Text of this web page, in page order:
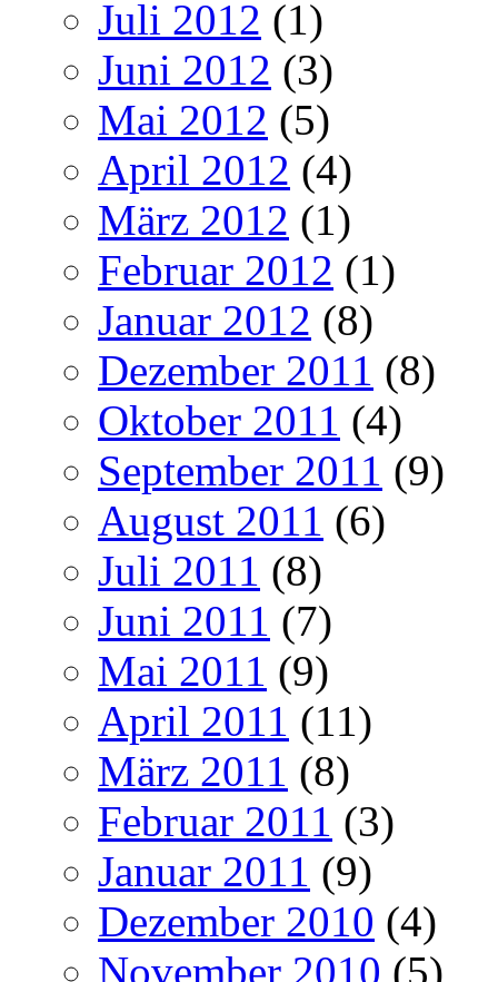
Juli 2012 (1)
Juni 2012 (3)
Mai 2012 (5)
April 2012 (4)
März 2012 (1)
Februar 2012 (1)
Januar 2012 (8)
Dezember 2011 (8)
Oktober 2011 (4)
September 2011 (9)
August 2011 (6)
Juli 2011 (8)
Juni 2011 (7)
Mai 2011 (9)
April 2011 (11)
März 2011 (8)
Februar 2011 (3)
Januar 2011 (9)
Dezember 2010 (4)
November 2010 (5)